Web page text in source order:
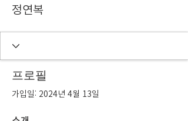
정연복
프로필
가입일: 2024년 4월 13일